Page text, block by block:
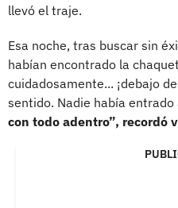
llevó el traje.
Esa noche, tras buscar sin
habían encontrado la
cuidadosamente... ¡debajo
sentido. Nadie había
con todo adentro”, recordó